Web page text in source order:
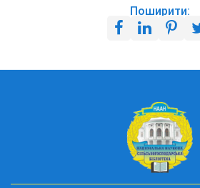
Поширити: